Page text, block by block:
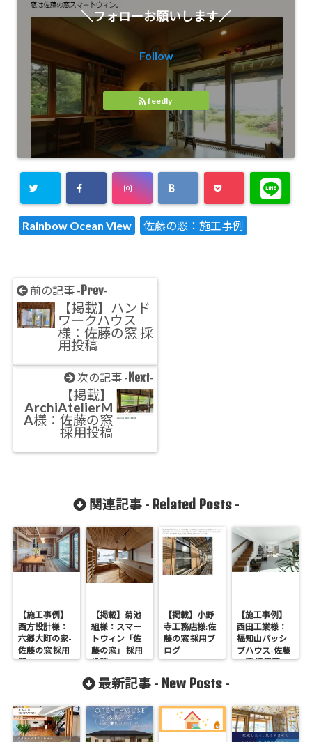
＼フォローお願いします／
Follow
feedly
Rainbow Ocean View 佐藤の窓：施工事例
前の記事 - Prev-
【掲載】ハンド
ワークハウス
様：佐藤の窓 採
用投稿
次の記事 - Next-
【掲載】
ArchiAtelierM
A様：佐藤の窓
採用投稿
関連記事 - Related Posts-
【施工事例】
西方設計様：
六郷大町の家-
佐藤の窓 採用
邸
【掲載】菊池
組様：スマー
トウィン「佐
藤の窓」 採用
投稿
【掲載】小野
寺工務店様:佐
藤の窓 採用ブ
ログ
【施工事例】
西田工業様：
福知山パッシ
ブハウス-佐藤
の窓 採用邸
最新記事 - New Posts -